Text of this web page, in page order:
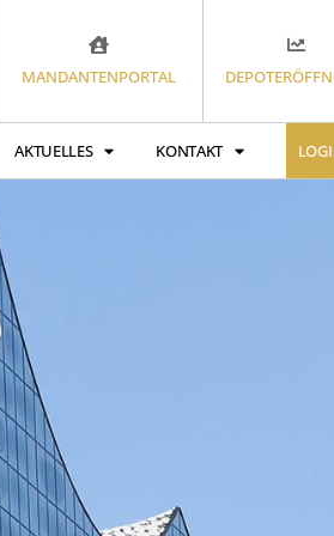
MANDANTENPORTAL
AKTUELLES KONTAKT